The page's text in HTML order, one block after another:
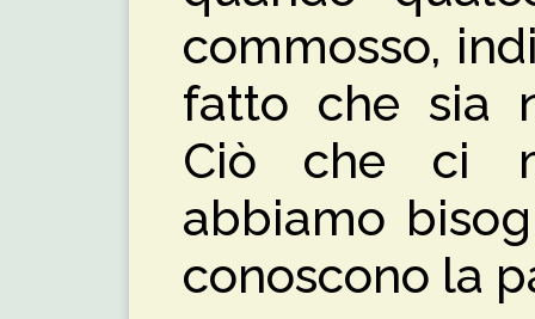
commosso,
fatto che sia
Ciò che ci
abbiamo
conoscono la